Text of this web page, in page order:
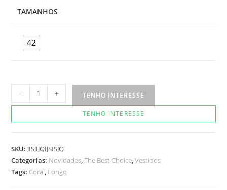
TAMANHOS
42
Lari
- + TENHO INTERESSE
TENHO INTERESSE
SKU: JISJIJQIJSISJQ
Categorias: Novidades,The Best Choice,Vestidos
Tags: Coral, Longo